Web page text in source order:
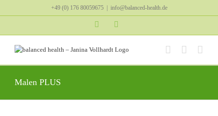
+49 (0) 176 80059675 info@balanced-health.de
Instagram
Malen PLUS